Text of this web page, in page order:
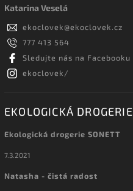
Katarina Veselá
ekoclovek@ekoclovek.cz
777 413 564
Sledujte nás na Facebooku
ekoclovek/
EKOLOGICKÁ DROGERIE
Ekologická drogerie SONETT
7.3.2021
Natasha - čistá radost